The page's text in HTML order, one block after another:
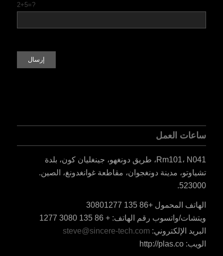
2+5=?
ساعات العمل
Rm101، N041، طريق دونغهو، جينغليان كون، بلدة
تشياوتو، مدينة دونغجوان، مقاطعة غوانغدونغ، الصين.
523000.
الهاتف المحمول +86 135 30801277
ويتشات/واتسوب رقم الهاتف: + 86 135 3080 1277
البريد الإلكتروني: steve@sincere-tech.com
الويب: http://plas.co